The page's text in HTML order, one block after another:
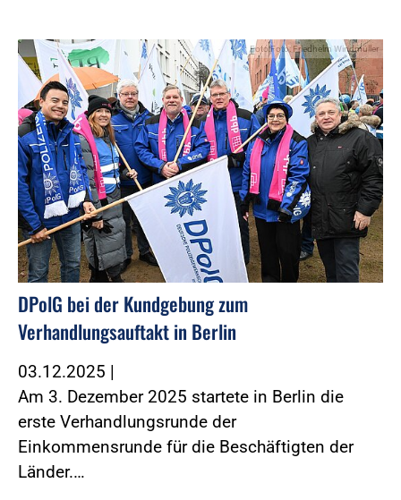
Foto:Foto: Friedhelm Windmüller
DPolG bei der Kundgebung zum
Verhandlungsauftakt in Berlin
03.12.2025 |
Am 3. Dezember 2025 startete in Berlin die
erste Verhandlungsrunde der
Einkommensrunde für die Beschäftigten der
Länder.…